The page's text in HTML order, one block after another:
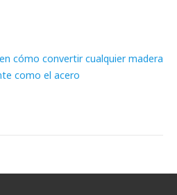
cómo convertir cualquier madera
como el acero